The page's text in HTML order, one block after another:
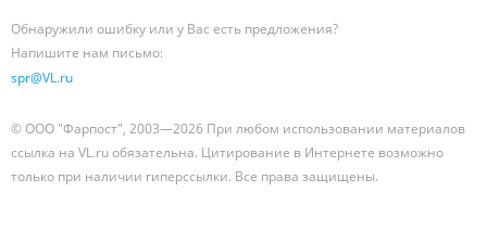
Обнаружили ошибку или у Вас есть предложения?
Напишите нам письмо:
spr@VL.ru
© ООО "Фарпост", 2003—2026 При любом использовании материалов
ссылка на VL.ru обязательна. Цитирование в Интернете возможно
только при наличии гиперссылки. Все права защищены.